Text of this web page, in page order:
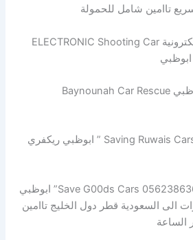
تاامين شامل للحمولة
“انقاذ سيارات الرماية الكترونية ELECTRONIC Shooting Car
“انقاذ سيارات بينونة ابوظبي Baynounah Car Rescue
“انقاذ سيارات الرويس Saving Ruwais Cars ” ابوظبي ريكفري
“انقاذ سيارات السلع Save G00ds Cars 0562386366” ابوظبي
الى السعودية قطر دول الخليج تاامين
الساعة